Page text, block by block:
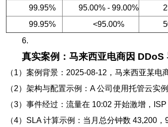
99.95%
95.00% - 99.00%
99.95%
<95.00%
6.
真实案例：马来西亚电商因
（1）案例背景：2025-08-12，马来西亚某电
（2）架构与配置示例：A 公司使用托管云实
（3）事件经过：流量在 10:02 开始激增，
（4）SLA 计算示例：当月总分钟数 43,200